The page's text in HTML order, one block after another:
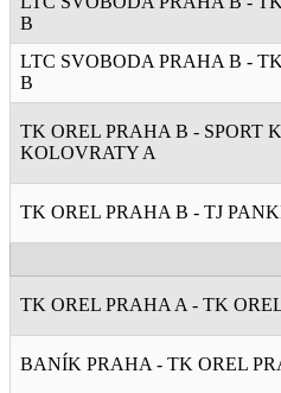
B
LTC SVOBODA PRAHA B -
B
TK OREL PRAHA B - SPORT
KOLOVRATY A
TK OREL PRAHA B - TJ
TK OREL PRAHA A - TK
BANÍK PRAHA - TK OREL